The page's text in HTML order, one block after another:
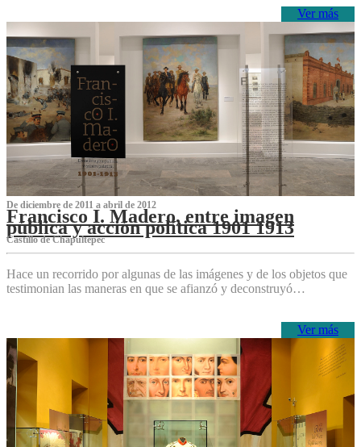
Ver más
De diciembre de 2011 a abril de 2012
Francisco I. Madero, entre imagen
pública y acción política 1901 1913
Castillo de Chapultepec
Hace un recorrido por algunas de las imágenes y de los objetos que
testimonian las maneras en que se afianzó y deconstruyó…
Ver más